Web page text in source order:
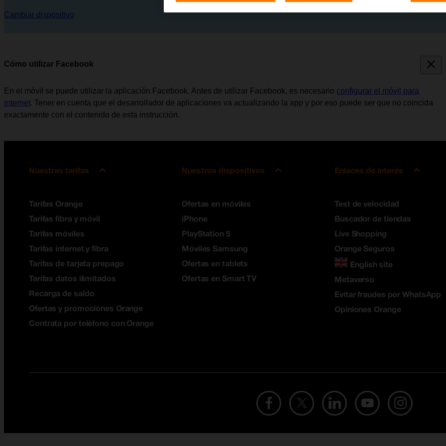
Cambiar dispositivo
Cómo utilizar Facebook
En el móvil se puede utilizar la aplicación Facebook. Antes de utilizar Facebook, es necesario configurar el móvil para
internet. Tener en cuenta que el desarrollador de aplicaciones va actualizando la app y por eso puede ser que no coincida
exactamente con el contenido de esta instrucción.
Nuestras tarifas
Tarifas Orange
Tarifas fibra y móvil
Tarifas móviles
Tarifas internet y fibra
Tarifas de tarjeta prepago
Tarifas datos ilimitados
Recarga de saldo
Ofertas y promociones Orange
Contrata por teléfono con Orange
Nuestros dispositivos
Ofertas en móviles
iPhone
PlayStation 5
Móviles Samsung
Ofertas en tablets
Ofertas en Smart TV
Enlaces de interés
Test de velocidad
Buscador de tiendas
Live Shopping
Orange Seguros
English site
Metaverso
Evitar fraudes por WhatsApp
Opiniones Orange